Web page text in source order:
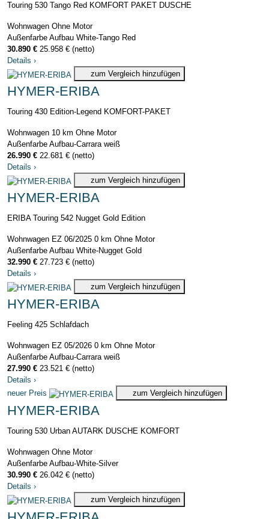
Touring 530 Tango Red KOMFORT PAKET DUSCHE
Wohnwagen Ohne Motor
Außenfarbe Aufbau White-Tango Red
30.890 € 25.958 € (netto)
Details ›
zum Vergleich hinzufügen
HYMER-ERIBA
Touring 430 Edition-Legend KOMFORT-PAKET
Wohnwagen 10 km Ohne Motor
Außenfarbe Aufbau-Carrara weiß
26.990 € 22.681 € (netto)
Details ›
zum Vergleich hinzufügen
HYMER-ERIBA
ERIBA Touring 542 Nugget Gold Edition
Wohnwagen EZ 06/2025 0 km Ohne Motor
Außenfarbe Aufbau White-Nugget Gold
32.990 € 27.723 € (netto)
Details ›
zum Vergleich hinzufügen
HYMER-ERIBA
Feeling 425 Schlafdach
Wohnwagen EZ 05/2026 0 km Ohne Motor
Außenfarbe Aufbau-Carrara weiß
27.990 € 23.521 € (netto)
Details ›
neuer Preis
zum Vergleich hinzufügen
HYMER-ERIBA
Touring 530 Urban AUTARK DUSCHE KOMFORT
Wohnwagen Ohne Motor
Außenfarbe Aufbau-White-Silver
30.990 € 26.042 € (netto)
Details ›
zum Vergleich hinzufügen